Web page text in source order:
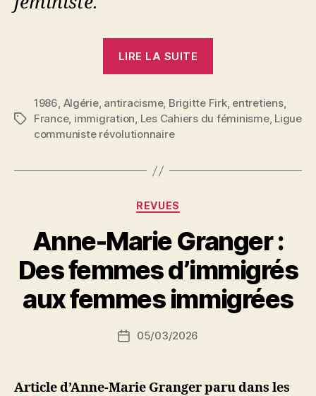
LIRE LA SUITE
et
l’assimilation.
Étiquettes
1986, Algérie, antiracisme, Brigitte Firk, entretiens,
France, immigration, Les Cahiers du féminisme, Ligue
communiste révolutionnaire
Catégories
REVUES
Anne-Marie Granger :
Des femmes d’immigrés
aux femmes immigrées
Auteur
de
P
N
ji
Date05/03/2026
Article d’Anne-Marie Granger paru dans les